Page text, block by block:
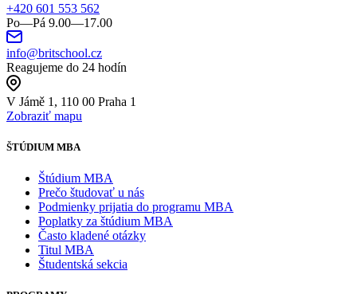
+420 601 553 562
Po—Pá 9.00—17.00
info@britschool.cz
Reagujeme do 24 hodín
V Jámě 1, 110 00 Praha 1
Zobraziť mapu
ŠTÚDIUM MBA
Štúdium MBA
Prečo študovať u nás
Podmienky prijatia do programu MBA
Poplatky za štúdium MBA
Často kladené otázky
Titul MBA
Študentská sekcia